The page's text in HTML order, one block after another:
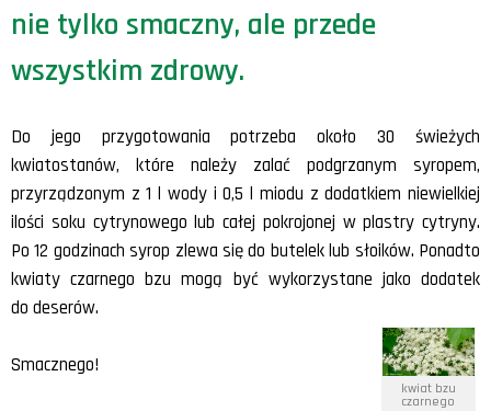
nie tylko smaczny, ale przede
wszystkim zdrowy.
Do jego przygotowania potrzeba około 30 świeżych
kwiatostanów, które należy zalać podgrzanym syropem,
przyrządzonym z 1 l wody i 0,5 l miodu z dodatkiem niewielkiej
ilości soku cytrynowego lub całej pokrojonej w plastry cytryny.
Po 12 godzinach syrop zlewa się do butelek lub słoików. Ponadto
kwiaty czarnego bzu mogą być wykorzystane jako dodatek
do deserów.
kwiat bzu
czarnego
Smacznego!